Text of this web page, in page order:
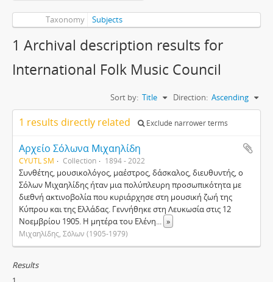
Taxonomy Subjects
1 Archival description results for
International Folk Music Council
Sort by: Title Direction: Ascending
1 results directly related Exclude narrower terms
Αρχείο Σόλωνα Μιχαηλίδη
CYUTL SM Collection 1894 - 2022
Συνθέτης, μουσικολόγος, μαέστρος, δάσκαλος, διευθυντής, ο
Σόλων Μιχαηλίδης ήταν μια πολύπλευρη προσωπικότητα με
διεθνή ακτινοβολία που κυριάρχησε στη μουσική ζωή της
Κύπρου και της Ελλάδας. Γεννήθηκε στη Λευκωσία στις 12
Νοεμβρίου 1905. Η μητέρα του Ελένη... »
Μιχαηλίδης, Σόλων (1905-1979)
Results